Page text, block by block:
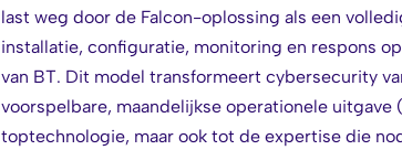
last weg door de Falcon-oplossing als een
installatie, configuratie, monitoring en respons
van BT. Dit model transformeert cybersecurity
voorspelbare, maandelijkse operationele
toptechnologie, maar ook tot de expertise die